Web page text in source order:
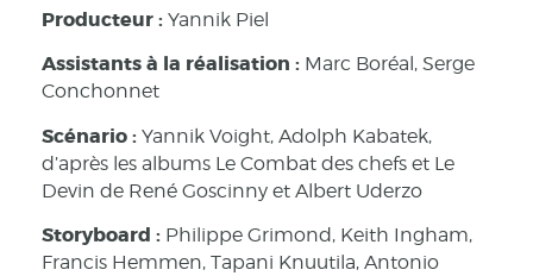
Producteur : Yannik Piel
Assistants à la réalisation : Marc Boréal, Serge
Conchonnet
Scénario : Yannik Voight, Adolph Kabatek,
d’après les albums Le Combat des chefs et Le
Devin de René Goscinny et Albert Uderzo
Storyboard : Philippe Grimond, Keith Ingham,
Francis Hemmen, Tapani Knuutila, Antonio